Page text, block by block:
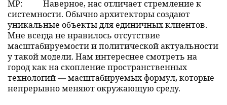
МР:
Наверное, нас отличает стремление к
системности. Обычно архитекторы создают
уникальные объекты для единичных клиентов.
Мне всегда не нравилось отсутствие
масштабируемости и политической актуальности
у такой модели. Нам интереснее смотреть на
город как на скопление пространственных
технологий — масштабируемых формул, которые
непрерывно меняют окружающую среду.